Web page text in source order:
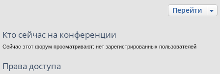
Перейти
Кто сейчас на конференции
Сейчас этот форум просматривают: нет зарегистрированных пользователей
Права доступа